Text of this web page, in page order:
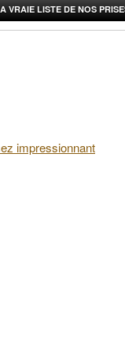
VRAIE LISTE DE NOS
impressionnant